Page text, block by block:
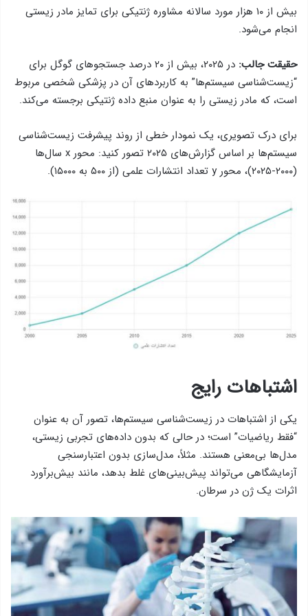
بیش از ۱۰ هزار مورد سالانه مشاوره ژنتیکی برای تمایز مادر زیستی
انجام می‌شود.
حقیقت جالب:
در ۲۰۲۵، بیش از ۲۰ درصد جستجوهای گوگل برای
“زیست‌شناسی سیستم‌ها” به کاربردهای آن در پزشکی شخصی مربوط
است، که مادر زیستی را به عنوان منبع داده ژنتیکی برجسته می‌کند.
برای درک تصویری، یک نمودار خطی از روند پیشرفت زیست‌شناسی
سیستم‌ها بر اساس گزارش‌های ۲۰۲۵ تصور کنید: محور x سال‌ها
(۲۰۰۰-۲۰۲۵)، محور y تعداد انتشارات علمی (از ۵۰۰ به ۱۵۰۰۰).
اشتباهات رایج
یکی از اشتباهات در زیست‌شناسی سیستم‌ها، تصور آن به عنوان
“فقط ریاضیات” است؛ در حالی که بدون داده‌های تجربی زیستی،
مدل‌ها بی‌معنی هستند. مثلاً، مدل‌سازی بدون اعتبارسنجی
آزمایشگاهی می‌تواند پیش‌بینی‌های غلط بدهد، مانند بیش‌برآورد
اثرات یک ژن در سرطان.